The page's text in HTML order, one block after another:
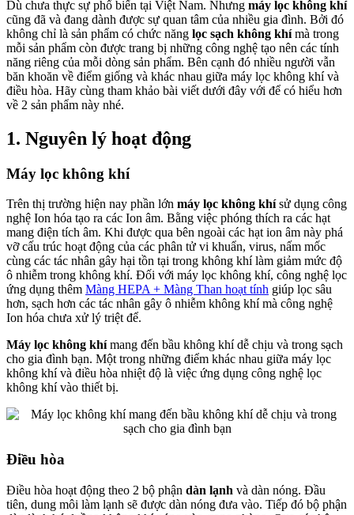
Dù chưa thực sự phổ biến tại Việt Nam. Nhưng máy lọc không khí
cũng đã và đang dành được sự quan tâm của nhiều gia đình. Bởi đó
không chỉ là sản phẩm có chức năng lọc sạch không khímà trong
mỗi sản phẩm còn được trang bị những công nghệ tạo nên các tính
năng riêng của mỗi dòng sản phẩm. Bên cạnh đó nhiều người vẫn
băn khoăn về điểm giống và khác nhau giữa máy lọc không khí và
điều hòa. Hãy cùng tham khảo bài viết dưới đây với để có hiểu hơn
về 2 sản phẩm này nhé.
1. Nguyên lý hoạt động
Máy lọc không khí
Trên thị trường hiện nay phần lớn máy lọc không khísử dụng công
nghệ Ion hóa tạo ra các Ion âm. Bằng việc phóng thích ra các hạt
mang điện tích âm. Khi được qua bên ngoài các hạt ion âm này phá
vỡ cấu trúc hoạt động của các phân tử vi khuẩn, virus, nấm mốc
cùng các tác nhân gây hại tồn tại trong không khí làm giảm mức độ
ô nhiễm trong không khí. Đối với máy lọc không khí, công nghệ lọc
ứng dụng thêm Màng HEPA + Màng Than hoạt tính giúp lọc sâu
hơn, sạch hơn các tác nhân gây ô nhiễm không khí mà công nghệ
Ion hóa chưa xử lý triệt để.
Máy lọc không khímang đến bầu không khí dễ chịu và trong sạch
cho gia đình bạn. Một trong những điểm khác nhau giữa máy lọc
không khí và điều hòa nhiệt độ là việc ứng dụng công nghệ lọc
không khí vào thiết bị.
Điều hòa
Điều hòa hoạt động theo 2 bộ phận dàn lạnh và dàn nóng. Đầu
tiên, dung môi làm lạnh sẽ được dàn nóng đưa vào. Tiếp đó bộ phận